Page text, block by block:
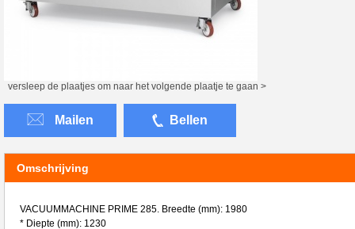
versleep de plaatjes om naar het volgende plaatje te gaan >
Mailen Bellen
Omschrijving
VACUUMMACHINE PRIME 285. Breedte (mm): 1980
* Diepte (mm): 1230